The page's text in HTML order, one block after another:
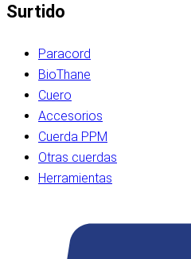
Surtido
Paracord
BioThane
Cuero
Accesorios
Cuerda PPM
Otras cuerdas
Herramientas